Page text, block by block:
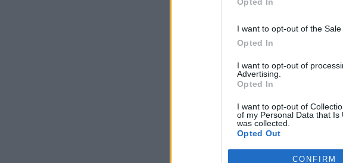
I want to opt-out of the Sale
Opted In
I want to opt-out of
Advertising.
Opted In
I want to opt-out of
of my Personal Data that
was collected.
Opted Out
CONFIRM